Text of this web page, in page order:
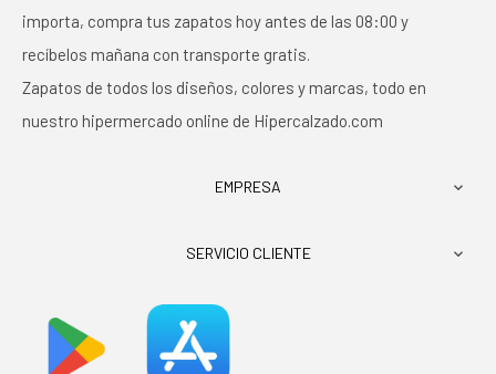
importa, compra tus zapatos hoy antes de las 08:00 y
recíbelos mañana con transporte gratis.
Zapatos de todos los diseños, colores y marcas, todo en
nuestro hipermercado online de Hipercalzado.com
EMPRESA 
SERVICIO CLIENTE 